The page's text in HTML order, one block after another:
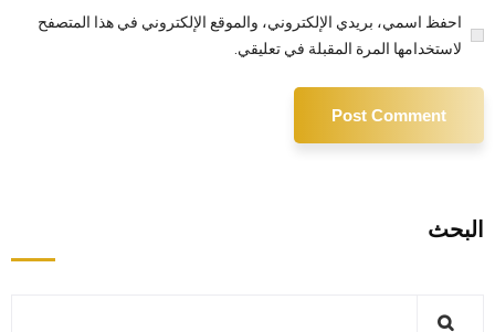
احفظ اسمي، بريدي الإلكتروني، والموقع الإلكتروني في هذا المتصفح
لاستخدامها المرة المقبلة في تعليقي.
البحث